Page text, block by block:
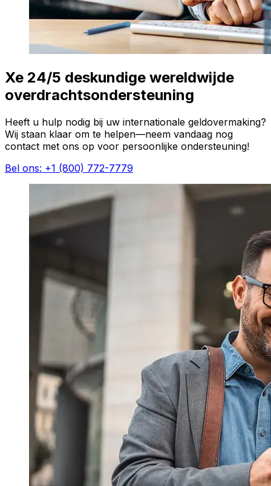
Xe 24/5 deskundige wereldwijde
overdrachtsondersteuning
Heeft u hulp nodig bij uw internationale geldovermaking?
Wij staan klaar om te helpen—neem vandaag nog
contact met ons op voor persoonlijke ondersteuning!
Bel ons: +1 (800) 772-7779